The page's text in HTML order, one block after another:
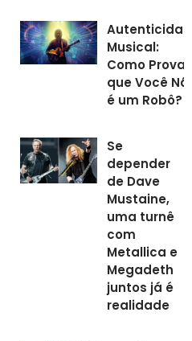
Musical:
Como Provar
que Você
é um Robô?
Se
depender
de Dave
Mustaine,
uma turnê
com
Metallica e
Megadeth
juntos já é
realidade